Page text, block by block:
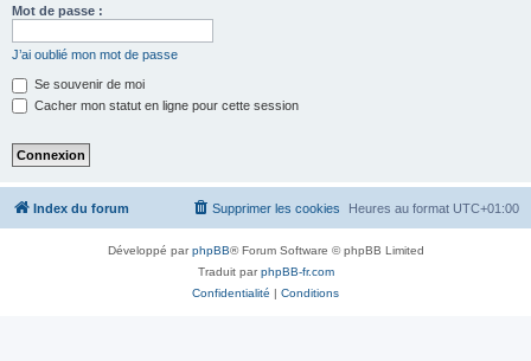
Mot de passe :
J’ai oublié mon mot de passe
Se souvenir de moi
Cacher mon statut en ligne pour cette session
Index du forum Heures au format UTC+01:00
Supprimer les cookies
Développé parphpBB® Forum Software © phpBB Limited
Traduit parphpBB-fr.com
Confidentialité | Conditions